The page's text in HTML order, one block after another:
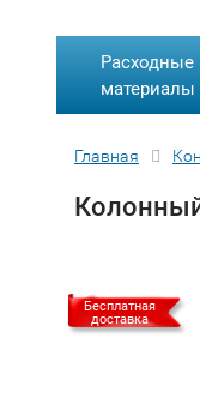
Расходные
материалы
Главная
Бесплатная
доставка